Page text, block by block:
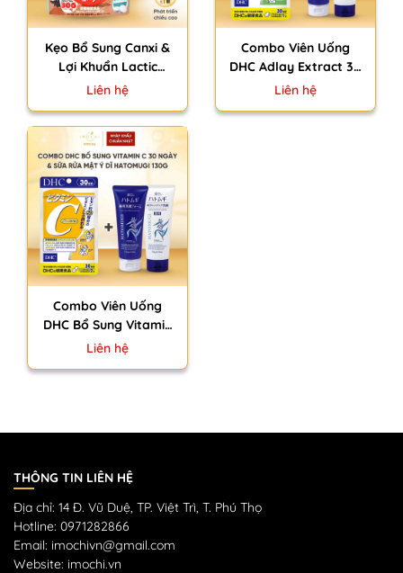
Kẹo Bổ Sung Canxi &
Lợi Khuẩn Lactic
Unimat Riken Nhật
Chiều Cao 90 Viên
Liên hệ
Combo Viên Uống
DHC Adlay Extract 30
Ngày + Sữa Rửa Mặt Ý
Liên hệ
Combo Viên Uống
DHC Bổ Sung Vitamin
C 30 Ngày + Sữa Rửa
Liên hệ
THÔNG TIN LIÊN HỆ
Địa chỉ: 14 Đ. Vũ Duệ, TP. Việt Trì, T. Phú Thọ
Hotline: 0971282866
Email: imochivn@gmail.com
Website: imochi.vn